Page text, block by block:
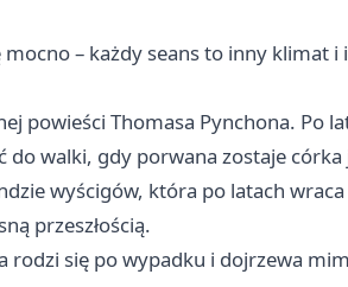
– każdy seans to inny klimat
powieści Thomasa Pynchona. Po
walki, gdy porwana zostaje córka
wyścigów, która po latach
przeszłością.
rodzi się po wypadku i dojrzewa